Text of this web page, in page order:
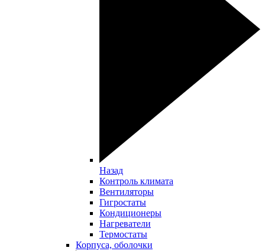
Назад
Контроль климата
Вентиляторы
Гигростаты
Кондиционеры
Нагреватели
Термостаты
Корпуса, оболочки